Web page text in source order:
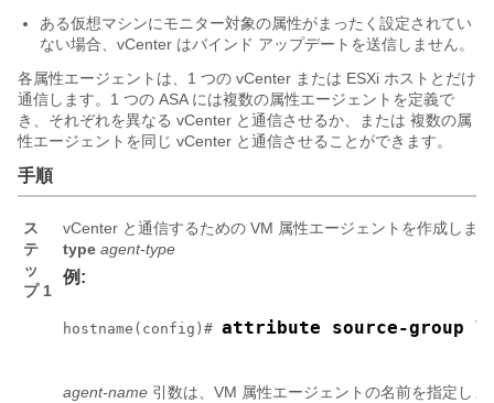
ある仮想マシンにモニター対象の属性がまったく設定されてい
ない場合、vCenter はバインド アップデートを送信しません。
各属性エージェントは、1 つの vCenter または ESXi ホストとだけ
通信します。1 つの ASA には複数の属性エージェントを定義で
き、それぞれを異なる vCenter と通信させるか、または 複数の属
性エージェントを同じ vCenter と通信させることができます。
手順
ス
テ
ッ
プ 1
vCenter と通信するための VM 属性エージェントを作成しま
type agent-type
例:
hostname(config)# attribute source-group
agent-name 引数は、VM 属性エージェントの名前を指定しま